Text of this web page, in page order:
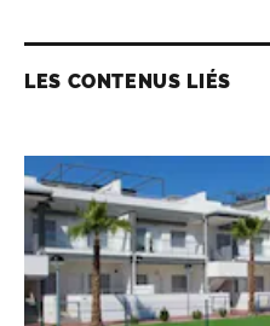
LES CONTENUS LIÉS